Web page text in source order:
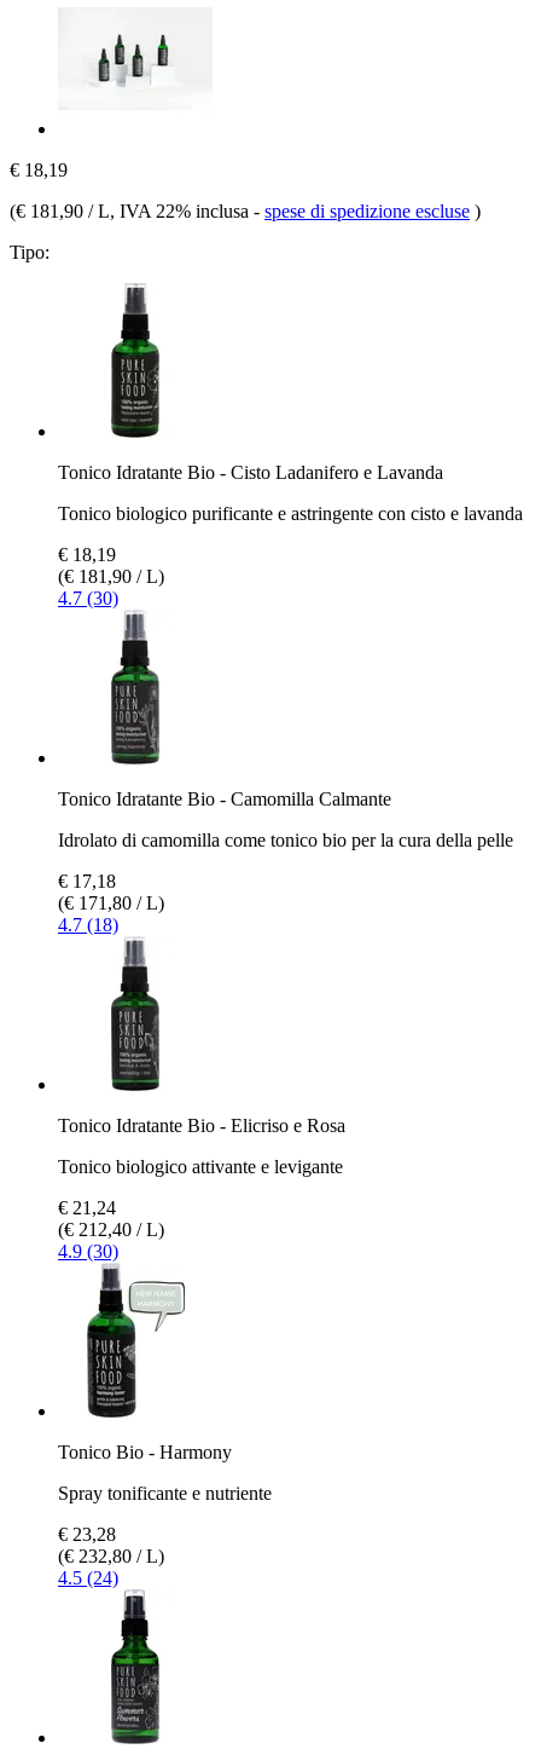
€ 18,19
(€ 181,90 / L, IVA 22% inclusa - spese di spedizione escluse )
Tipo:
Tonico Idratante Bio - Cisto Ladanifero e Lavanda
Tonico biologico purificante e astringente con cisto e lavanda
€ 18,19
(€ 181,90 / L)
4.7 (30)
Tonico Idratante Bio - Camomilla Calmante
Idrolato di camomilla come tonico bio per la cura della pelle
€ 17,18
(€ 171,80 / L)
4.7 (18)
Tonico Idratante Bio - Elicriso e Rosa
Tonico biologico attivante e levigante
€ 21,24
(€ 212,40 / L)
4.9 (30)
Tonico Bio - Harmony
Spray tonificante e nutriente
€ 23,28
(€ 232,80 / L)
4.5 (24)